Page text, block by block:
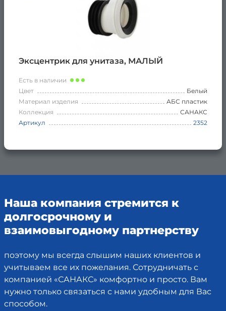
Эксцентрик для унитаза, МАЛЫЙ
Есть в наличии
Цвет
Белый
Материал изделия
АБС пластик
Коллекция
САНАКС
Артикул
2352
Наша компания стремится к
долгосрочному и
взаимовыгодному партнерству
поэтому мы всегда слышим наших клиентов и
учитываем все их пожелания. Сотрудничать с
компанией «САНАКС» комфортно и просто. Вам
нужно только связаться с нами удобным для Вас
способом.